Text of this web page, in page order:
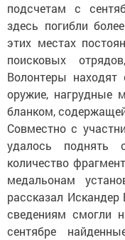
подсчетам с
здесь погибли
этих местах
поисковых
Волонтеры
оружие, нагрудные
бланком,
Совместно с
удалось
количество
медальонам
рассказал
сведениям смогли
сентябре